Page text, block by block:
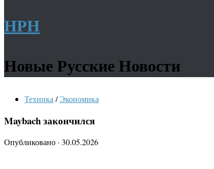
НРН
Новые Русские Новости
Техника / Экономика
Maybach закончился
Опубликовано · 30.05.2026